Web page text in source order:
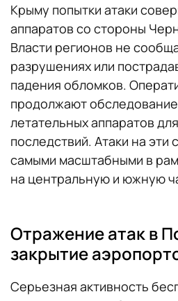
Крыму попытки атаки
аппаратов со стороны
Власти регионов не
разрушениях или
падения обломков.
продолжают
летательных аппаратов
последствий. Атаки на эти
самыми масштабными в
на центральную и южную
Отражение атак в
закрытие
Серьезная активность